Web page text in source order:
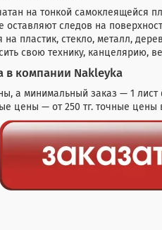
на тонкой самоклеящейся
оставляют следов на
на пластик, стекло, металл,
свою технику, канцелярию,
в компании Nakleyka
а минимальный заказ — 1
цены — от 250 тг. точные